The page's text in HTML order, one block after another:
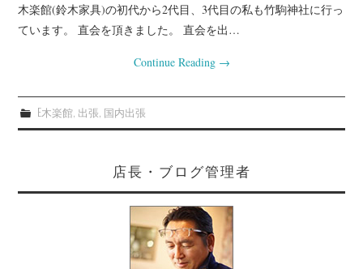
木楽館(鈴木家具)の初代から2代目、3代目の私も竹駒神社に行っ
ています。 直会を頂きました。 直会を出…
Continue Reading →
E木楽館, 出張, 国内出張
店長・ブログ管理者